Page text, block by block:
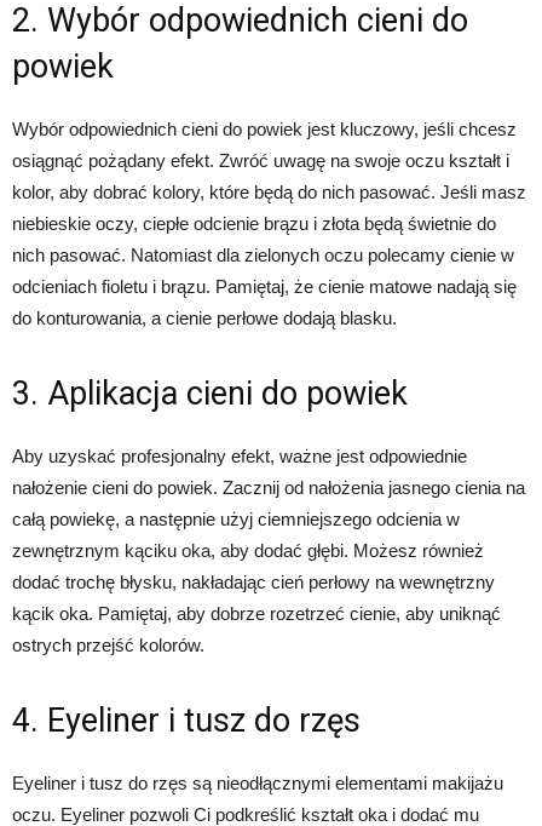
2. Wybór odpowiednich cieni do
powiek
Wybór odpowiednich cieni do powiek jest kluczowy, jeśli chcesz
osiągnąć pożądany efekt. Zwróć uwagę na swoje oczu kształt i
kolor, aby dobrać kolory, które będą do nich pasować. Jeśli masz
niebieskie oczy, ciepłe odcienie brązu i złota będą świetnie do
nich pasować. Natomiast dla zielonych oczu polecamy cienie w
odcieniach fioletu i brązu. Pamiętaj, że cienie matowe nadają się
do konturowania, a cienie perłowe dodają blasku.
3. Aplikacja cieni do powiek
Aby uzyskać profesjonalny efekt, ważne jest odpowiednie
nałożenie cieni do powiek. Zacznij od nałożenia jasnego cienia na
całą powiekę, a następnie użyj ciemniejszego odcienia w
zewnętrznym kąciku oka, aby dodać głębi. Możesz również
dodać trochę błysku, nakładając cień perłowy na wewnętrzny
kącik oka. Pamiętaj, aby dobrze rozetrzeć cienie, aby uniknąć
ostrych przejść kolorów.
4. Eyeliner i tusz do rzęs
Eyeliner i tusz do rzęs są nieodłącznymi elementami makijażu
oczu. Eyeliner pozwoli Ci podkreślić kształt oka i dodać mu